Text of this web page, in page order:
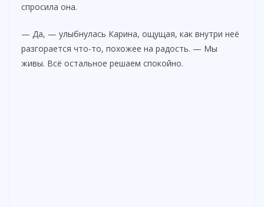
спросила она.
— Да, — улыбнулась Карина, ощущая, как внутри неё
разгорается что-то, похожее на радость. — Мы
живы. Всё остальное решаем спокойно.